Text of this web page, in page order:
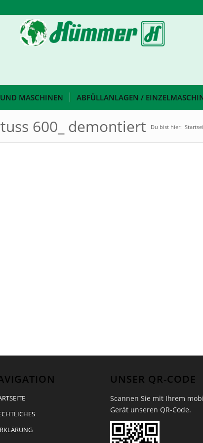
MASCHINEN ABFÜLLANLAGEN /
600_ demontiert Du bist hier:
UNSER QR-CODE
Scannen Sie mit Ihrem
Gerät unseren QR-Code.